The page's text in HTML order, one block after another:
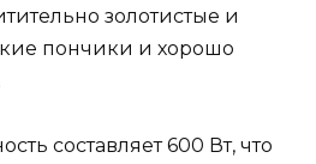
золотистые и
пончики и хорошо
составляет 600 Вт, что